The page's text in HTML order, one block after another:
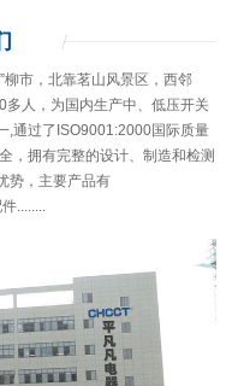
柳市，北靠茗山风景区，西邻
人，为国内生产中、低压开关
,通过了ISO9001:2000国际质量
，拥有完整的设计、制造和检测
势，主要产品有
........